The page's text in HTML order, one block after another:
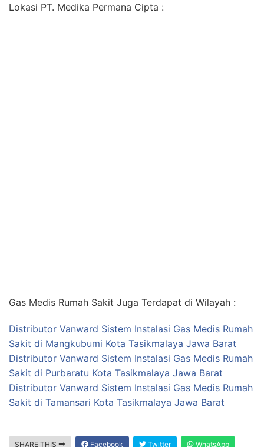
Lokasi PT. Medika Permana Cipta :
Gas Medis Rumah Sakit Juga Terdapat di Wilayah :
Distributor Vanward Sistem Instalasi Gas Medis Rumah
Sakit di Mangkubumi Kota Tasikmalaya Jawa Barat
Distributor Vanward Sistem Instalasi Gas Medis Rumah
Sakit di Purbaratu Kota Tasikmalaya Jawa Barat
Distributor Vanward Sistem Instalasi Gas Medis Rumah
Sakit di Tamansari Kota Tasikmalaya Jawa Barat
SHARE THIS Facebook Twitter WhatsApp